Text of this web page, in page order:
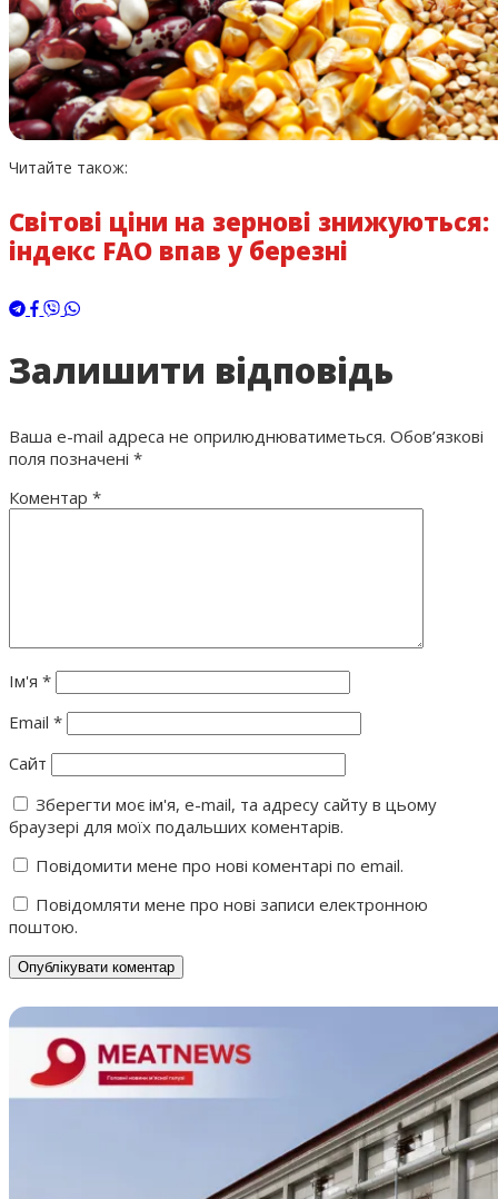
Читайте також:
Світові ціни на зернові знижуються:
індекс FAO впав у березні
Залишити відповідь
Ваша e-mail адреса не оприлюднюватиметься. Обов’язкові
поля позначені *
Коментар *
Ім'я *
Email *
Сайт
Зберегти моє ім'я, e-mail, та адресу сайту в цьому
браузері для моїх подальших коментарів.
Повідомити мене про нові коментарі по email.
Повідомляти мене про нові записи електронною
поштою.